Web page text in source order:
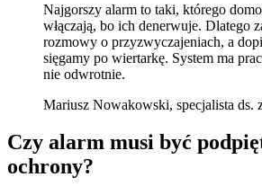
Najgorszy alarm to taki, którego
włączają, bo ich denerwuje. Dlatego
rozmowy o przyzwyczajeniach, a
sięgamy po wiertarkę. System ma
nie odwrotnie.
Mariusz Nowakowski, specjalista ds.
Czy alarm musi być
ochrony?